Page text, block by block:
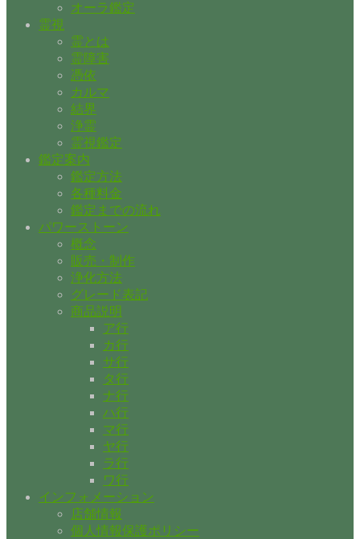
オーラ鑑定
霊視
霊とは
霊障害
憑依
カルマ
結界
浄霊
霊視鑑定
鑑定案内
鑑定方法
各種料金
鑑定までの流れ
パワーストーン
概念
販売・制作
浄化方法
グレード表記
商品説明
ア行
カ行
サ行
タ行
ナ行
ハ行
マ行
ヤ行
ラ行
ワ行
インフォメーション
店舗情報
個人情報保護ポリシー